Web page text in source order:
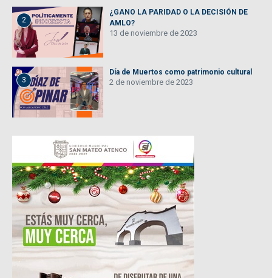
2
¿GANO LA PARIDAD O LA DECISIÓN DE
AMLO?
13 de noviembre de 2023
3
Día de Muertos como patrimonio cultural
2 de noviembre de 2023